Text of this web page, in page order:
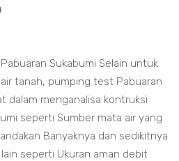
Sukabumi Selain untuk
tanah, pumping test Pabuaran
dalam menganalisa kontruksi
seperti Sumber mata air yang
Banyaknya dan sedikitnya
seperti Ukuran aman debit